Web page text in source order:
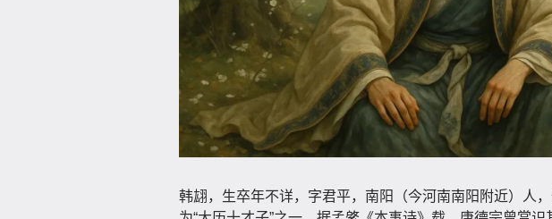
韩翃，生卒年不详，字君平，南阳（今河南南阳附近）人